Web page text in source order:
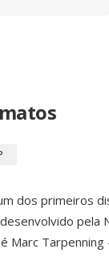
dos primeiros
pela
Marc